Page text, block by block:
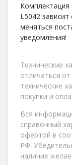
Комплектация
L5042
меняться
уведомления!
Технические
отличаться
технические
покупки и
Вся
справочный
офертой в
РФ.
наличие